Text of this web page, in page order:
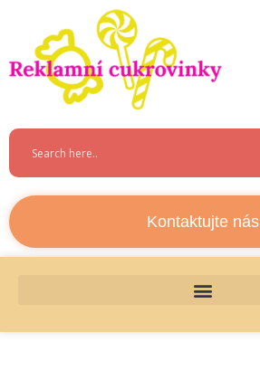
Kontaktujte nás